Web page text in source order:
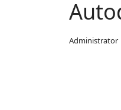
Administrator